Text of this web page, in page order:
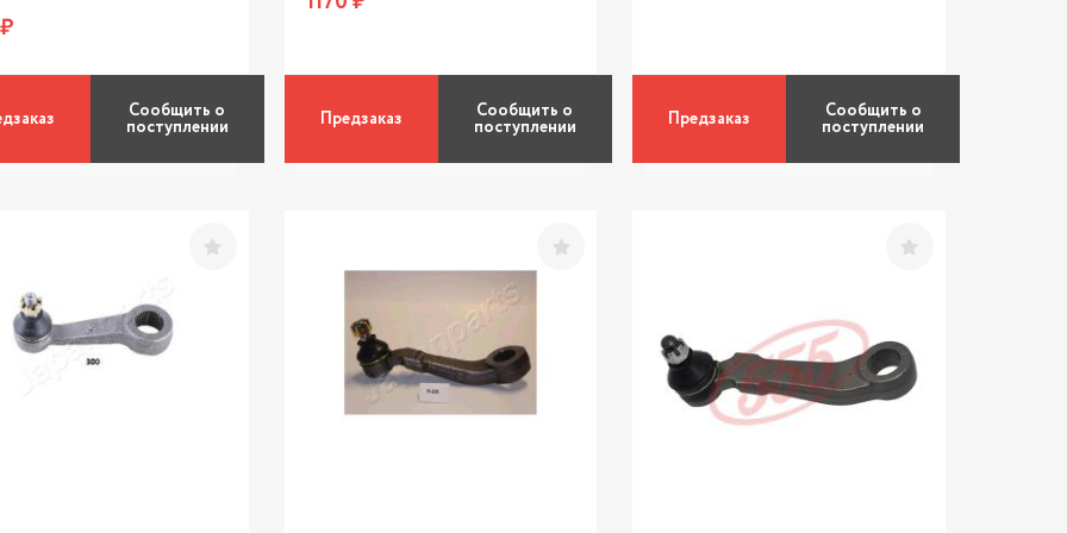
Сообщить о
поступлении Предзаказ Сообщить о
поступлении Предзаказ Сообщить о
поступлении